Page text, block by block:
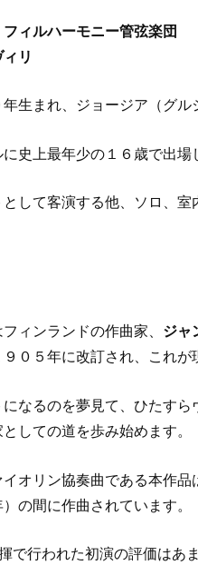
ィルハーモニー管弦楽団
リ
生まれ、ジョージア（グル
史上最年少の１６歳で出場
して客演する他、ソロ、室
フィンランドの作曲家、 ジャ
０５年に改訂され、これが
なるのを夢見て、ひたす
しての道を歩み始めます。
オリン協奏曲である本作品
の間に作曲されています。
で行われた初演の評価はあ